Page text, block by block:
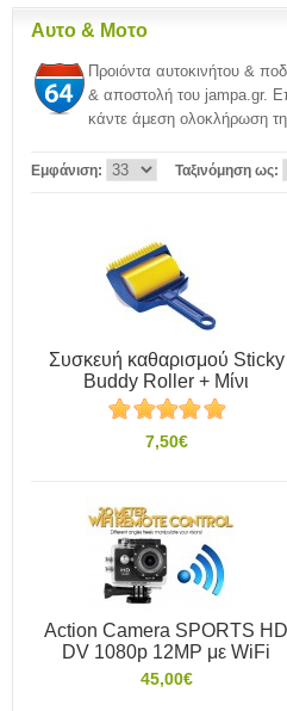
Αυτο & Μοτο
Προιόντα αυτοκινήτου &
& αποστολή του jampa.gr.
κάντε άμεση ολοκλήρωση
Εμφάνιση: Ταξινόμηση ως:
Συσκευή καθαρισμού Sticky
Buddy Roller + Μίνι
7,50€
Action Camera SPORTS HD
DV 1080p 12MP με WiFi
45,00€